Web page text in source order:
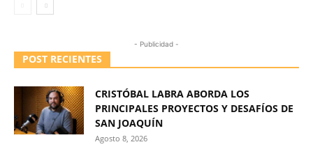
- Publicidad -
POST RECIENTES
CRISTÓBAL LABRA ABORDA LOS
PRINCIPALES PROYECTOS Y DESAFÍOS DE
SAN JOAQUÍN
Agosto 8, 2026